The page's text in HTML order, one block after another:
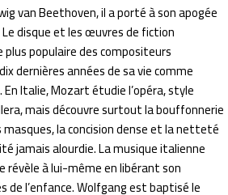
van Beethoven, il a porté à son apogée
Le disque et les œuvres de fiction
populaire des compositeurs
dernières années de sa vie comme
Italie, Mozart étudie l’opéra, style
mais découvre surtout la bouffonnerie
la concision dense et la netteté
jamais alourdie. La musique italienne
révèle à lui-même en libérant son
l’enfance. Wolfgang est baptisé le